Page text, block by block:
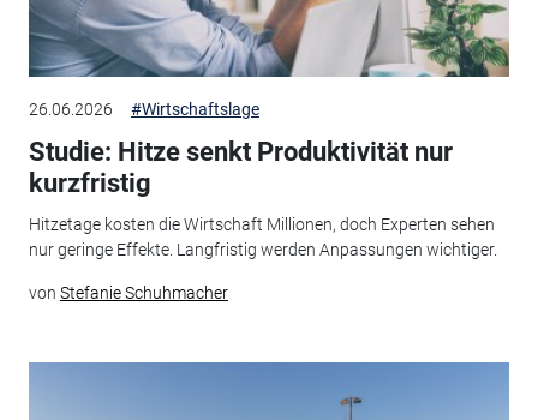
26.06.2026 #Wirtschaftslage
Studie: Hitze senkt Produktivität nur
kurzfristig
Hitzetage kosten die Wirtschaft Millionen, doch Experten sehen
nur geringe Effekte. Langfristig werden Anpassungen wichtiger.
von Stefanie Schuhmacher